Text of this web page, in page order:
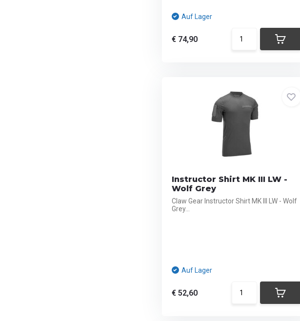
Auf Lager
€ 74,90
Instructor Shirt MK III LW -
Wolf Grey
Claw Gear Instructor Shirt MK III LW - Wolf
Grey...
Auf Lager
€ 52,60